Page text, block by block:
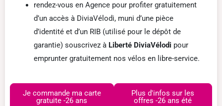
rendez-vous en Agence pour profiter gratuitement
d’un accès à DiviaVélodi, muni d’une pièce
d’identité et d’un RIB (utilisé pour le dépôt de
garantie) souscrivez à Liberté DiviaVélodi pour
emprunter gratuitement nos vélos en libre-service.
Je commande ma carte
gratuite -26 ans
Plus d'infos sur les
offres -26 ans été